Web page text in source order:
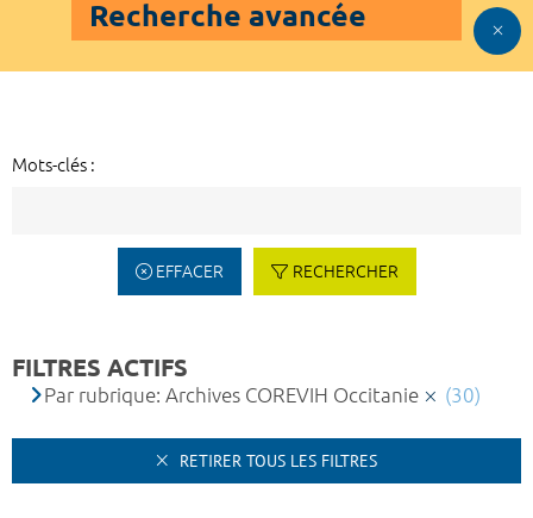
Recherche avancée
Mots-clés :
EFFACER RECHERCHER
FILTRES ACTIFS
Par rubrique: Archives COREVIH Occitanie (30)
RETIRER TOUS LES FILTRES